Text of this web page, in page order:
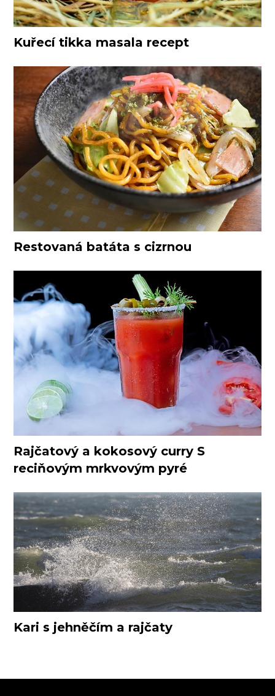
Kuřecí tikka masala recept
Restovaná batáta s cizrnou
Rajčatový a kokosový curry S
reciňovým mrkvovým pyré
Kari s jehněčím a rajčaty